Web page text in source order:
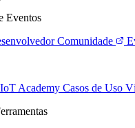
Eventos
Comunidade
IoT Academy Casos de Uso